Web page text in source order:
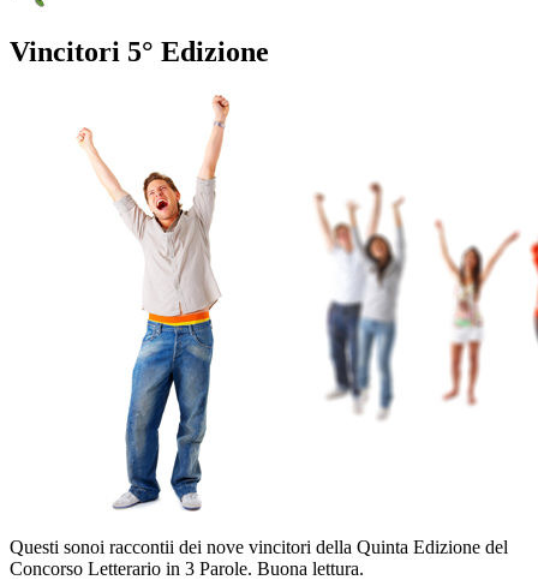
Vincitori 5° Edizione
Questi sonoi raccontii dei nove vincitori della Quinta Edizione del
Concorso Letterario in 3 Parole. Buona lettura.